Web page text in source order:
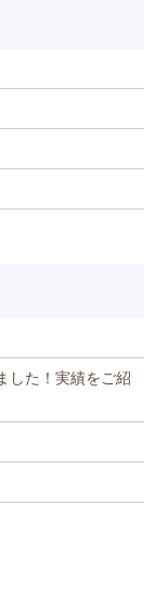
した！実績をご紹